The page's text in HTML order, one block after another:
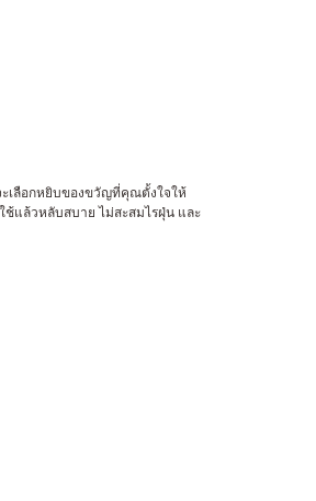
ะเลือกหยิบของขวัญที่คุณตั้งใจให้
แล้วหลับสบาย ไม่สะสมไรฝุ่น และ